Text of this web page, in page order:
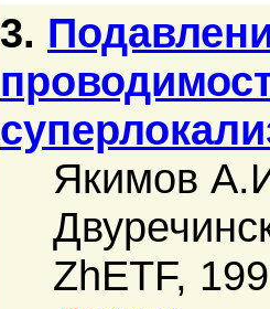
3.
Якимов
ZhETF,